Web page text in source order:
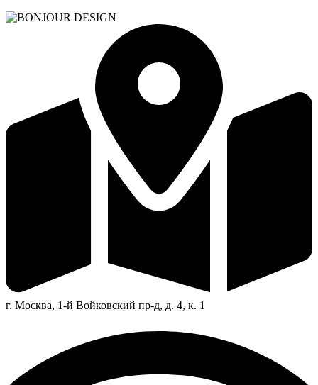
г. Москва, 1-й Войковский пр-д, д. 4, к. 1